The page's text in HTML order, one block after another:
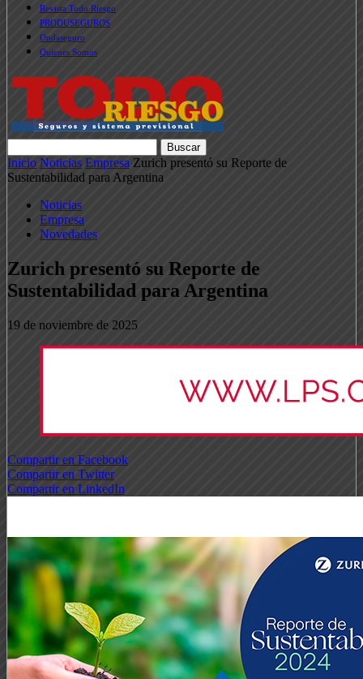
Revista Todo Riesgo
PRODUSEGUROS
Ondaseguro
Quienes Somos
Inicio Noticias Empresa Zurich presentó su Reporte de
Sustentabilidad para Argentina
Noticias
Empresa
Novedades
Zurich presentó su Reporte de
Sustentabilidad para Argentina
19 de noviembre de 2025
Compartir en Facebook
Compartir en Twitter
Compartir en LinkedIn